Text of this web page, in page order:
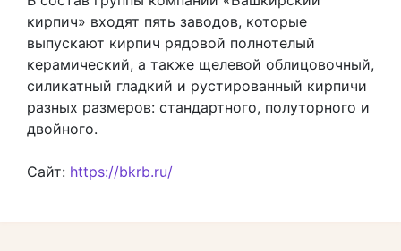
кирпич» входят пять заводов, которые
выпускают кирпич рядовой полнотелый
керамический, а также щелевой облицовочный,
силикатный гладкий и рустированный кирпичи
разных размеров: стандартного, полуторного и
двойного.
Сайт: https://bkrb.ru/